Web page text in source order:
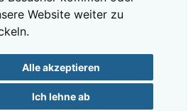
Website weiter zu
Alle akzeptieren
Ich lehne ab